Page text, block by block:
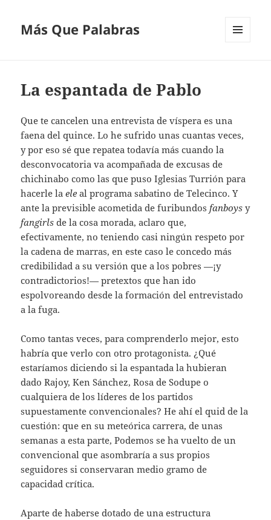
Más Que Palabras
La espantada de Pablo
Que te cancelen una entrevista de víspera es una
faena del quince. Lo he sufrido unas cuantas veces,
y por eso sé que repatea todavía más cuando la
desconvocatoria va acompañada de excusas de
chichinabo como las que puso Iglesias Turrión para
hacerle laele al programa sabatino de Telecinco. Y
ante la previsible acometida de furibundosfanboys y
fangirls de la cosa morada, aclaro que,
efectivamente, no teniendo casi ningún respeto por
la cadena de marras, en este caso le concedo más
credibilidad a su versión que a los pobres —¡y
contradictorios!— pretextos que han ido
espolvoreando desde la formación del entrevistado
a la fuga.
Como tantas veces, para comprenderlo mejor, esto
habría que verlo con otro protagonista. ¿Qué
estaríamos diciendo si la espantada la hubieran
dado Rajoy, Ken Sánchez, Rosa de Sodupe o
cualquiera de los líderes de los partidos
supuestamente convencionales? He ahí el quid de la
cuestión: que en su meteórica carrera, de unas
semanas a esta parte, Podemos se ha vuelto de un
convencional que asombraría a sus propios
seguidores si conservaran medio gramo de
capacidad crítica.
Aparte de haberse dotado de una estructura